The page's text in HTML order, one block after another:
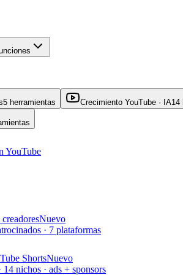
5 herramientas Crecimiento YouTube · IA14
YouTube
Nuevo
· 7 plataformas
ShortsNuevo
nichos · ads + sponsors